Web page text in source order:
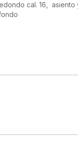
cal. 16,